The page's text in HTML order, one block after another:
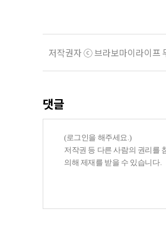
저작권자 ⓒ 브라보마이라이프
댓글